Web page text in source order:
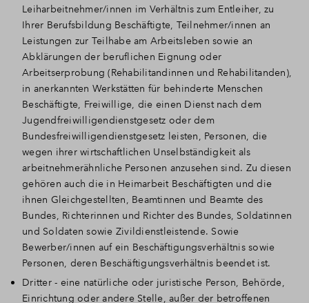
Leiharbeitnehmer/innen im Verhältnis zum Entleiher, zu
Ihrer Berufsbildung Beschäftigte, Teilnehmer/innen an
Leistungen zur Teilhabe am Arbeitsleben sowie an
Abklärungen der beruflichen Eignung oder
Arbeitserprobung (Rehabilitandinnen und Rehabilitanden),
in anerkannten Werkstätten für behinderte Menschen
Beschäftigte, Freiwillige, die einen Dienst nach dem
Jugendfreiwilligendienstgesetz oder dem
Bundesfreiwilligendienstgesetz leisten, Personen, die
wegen ihrer wirtschaftlichen Unselbständigkeit als
arbeitnehmerähnliche Personen anzusehen sind. Zu diesen
gehören auch die in Heimarbeit Beschäftigten und die
ihnen Gleichgestellten, Beamtinnen und Beamte des
Bundes, Richterinnen und Richter des Bundes, Soldatinnen
und Soldaten sowie Zivildienstleistende. Sowie
Bewerber/innen auf ein Beschäftigungsverhältnis sowie
Personen, deren Beschäftigungsverhältnis beendet ist.
Dritter - eine natürliche oder juristische Person, Behörde,
Einrichtung oder andere Stelle, außer der betroffenen